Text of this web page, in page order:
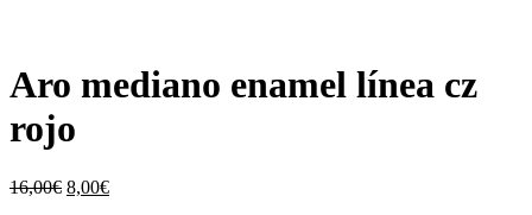
Aro mediano enamel línea cz
rojo
16,00€ El
8,00€El